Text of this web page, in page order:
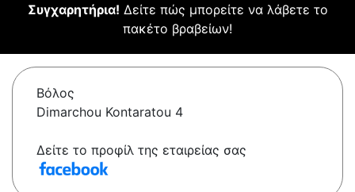
Συγχαρητήρια! Δείτε πώς μπορείτε να λάβετε το
πακέτο βραβείων!
Βόλος
Dimarchou Kontaratou 4
Δείτε το προφίλ της εταιρείας σας